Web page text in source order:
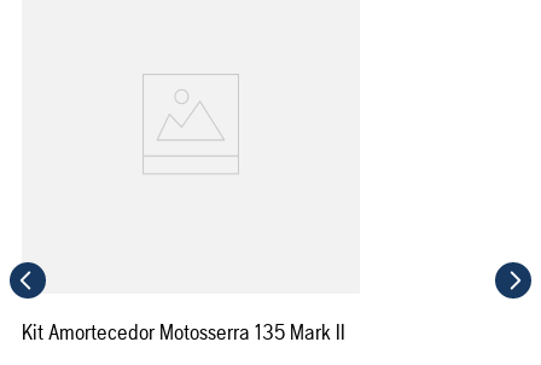
Kit Amortecedor Motosserra 135 Mark II